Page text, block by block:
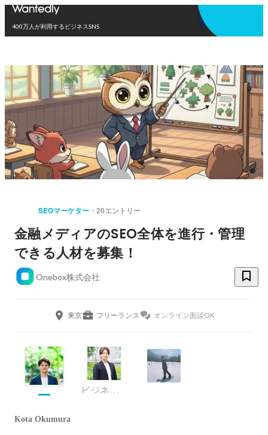
400万人が利用するビジネスSNS
アプリを使う
SEOマーケター 20エントリー
金融メディアのSEO全体を進行・管理
できる人材を募集！
Onebox株式会社
東京 フリーランス オンライン面談OK
ビジネス統括
Kota Okumura